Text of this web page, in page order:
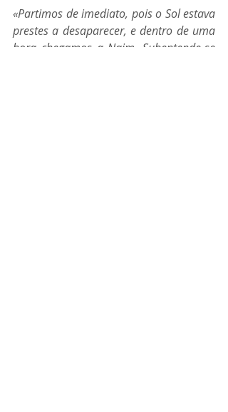
«Partimos de imediato, pois o Sol estava
prestes a desaparecer, e dentro de uma
hora chegamos a Naim. Subentende-se